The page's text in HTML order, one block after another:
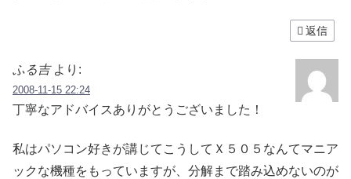
返信
ふる吉 より:
2008-11-15 22:24
丁寧なアドバイスありがとうございました！
私はパソコン好きが講じてこうしてＸ５０５なんてマニア
ックな機種をもっていますが、分解まで踏み込めないのが